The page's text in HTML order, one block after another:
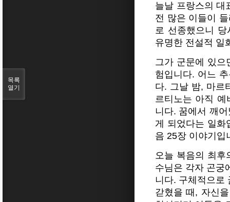
늘날 프랑스의 대
전 많은 이들이
로 선종했으니 당
유명한 전설적 일
그가 군문에 있으
험입니다. 어느
다. 그날 밤, 마르
르티노는 아직 예
니다. 꿈에서 깨
게 되었다는 일화
음 25장 이야기입
오늘 복음의 최후
수님은 각자 곤궁
니다. 구체적으로
갇혔을 때, 자신
목록
열기